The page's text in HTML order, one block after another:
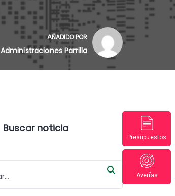
Presupuestos
Averías
AÑADIDO POR
Administraciones Parrilla
Buscar noticia